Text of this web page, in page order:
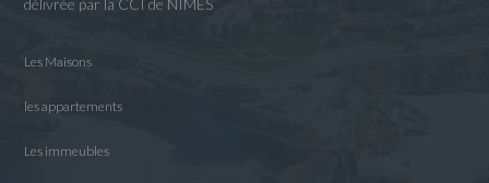
Les Maisons
les appartements
Les immeubles